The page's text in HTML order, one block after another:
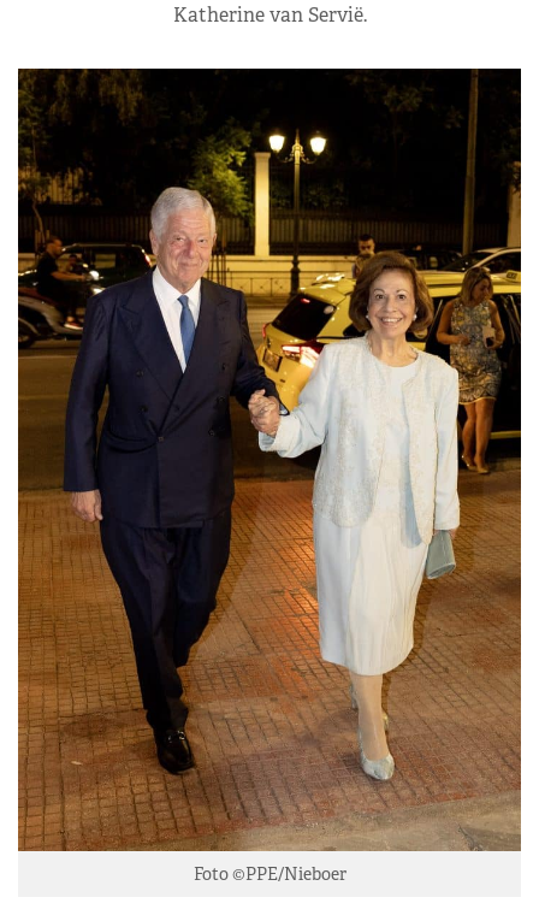
Katherine van Servië.
Foto ©PPE/Nieboer